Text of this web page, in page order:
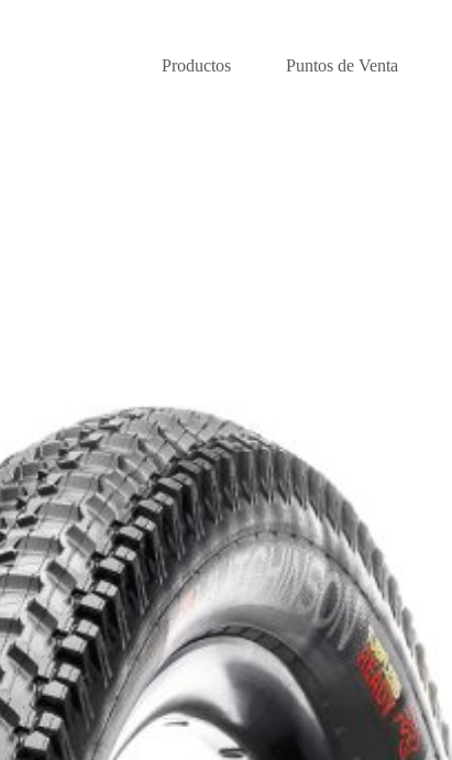
Productos
Puntos de Venta